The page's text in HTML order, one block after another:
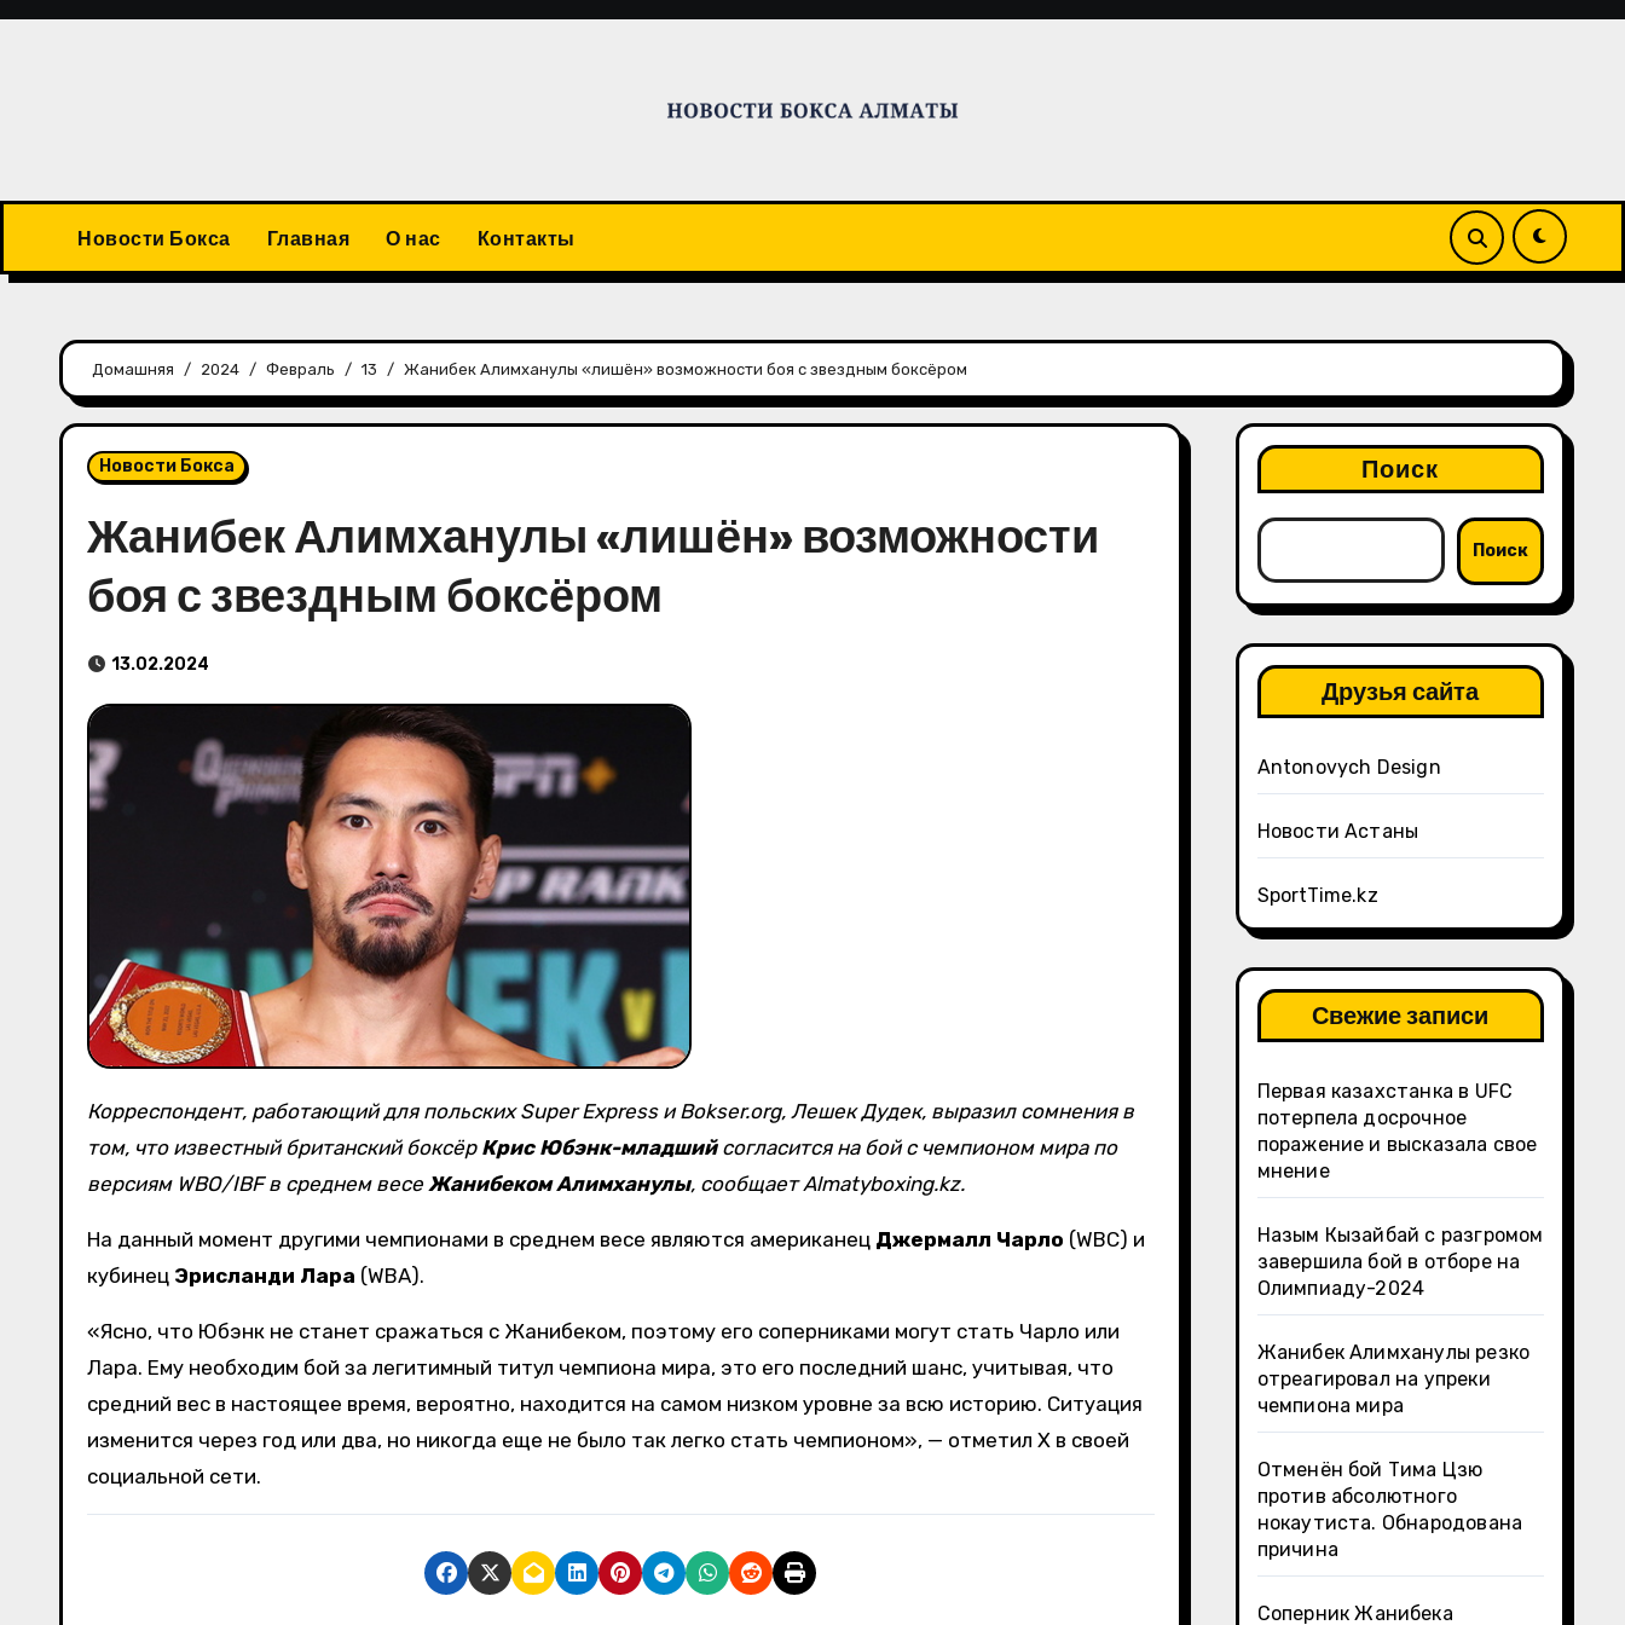
Перейти
Новости Бокса Главная О нас Контакты
Домашняя 2024 Февраль 13 Жанибек Алимханулы «лишён» возможности боя с звездным боксёром
Новости Бокса
Жанибек Алимханулы «лишён» возможности
боя с звездным боксёром
13.02.2024
Корреспондент, работающий для польских Super Express и Bokser.org, Лешек Дудек, выразил сомнения в
том, что известный британский боксёр Крис Юбэнк-младшийсогласится на бой с чемпионом мира по
версиям WBO/IBF в среднем весе Жанибеком Алимханулы, сообщает Almatyboxing.kz.
На данный момент другими чемпионами в среднем весе являются американец Джермалл Чарло (WBC) и
кубинец Эрисланди Лара (WBA).
«Ясно, что Юбэнк не станет сражаться с Жанибеком, поэтому его соперниками могут стать Чарло или
Лара. Ему необходим бой за легитимный титул чемпиона мира, это его последний шанс, учитывая, что
средний вес в настоящее время, вероятно, находится на самом низком уровне за всю историю. Ситуация
изменится через год или два, но никогда еще не было так легко стать чемпионом», — отметил Х в своей
социальной сети.
Поиск
Поиск
Друзья сайта
Antonovych Design
Новости Астаны
SportTime.kz
Свежие записи
Первая казахстанка в UFC
потерпела досрочное
поражение и высказала свое
мнение
Назым Кызайбай с разгромом
завершила бой в отборе на
Олимпиаду-2024
Жанибек Алимханулы резко
отреагировал на упреки
чемпиона мира
Отменён бой Тима Цзю
против абсолютного
нокаутиста. Обнародована
причина
Соперник Жанибека